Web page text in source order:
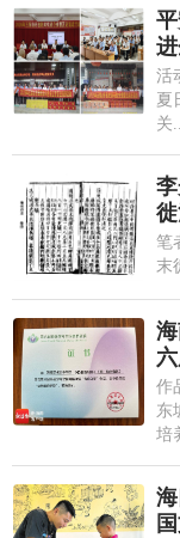
活
夏
关
笔
末
作
东
培